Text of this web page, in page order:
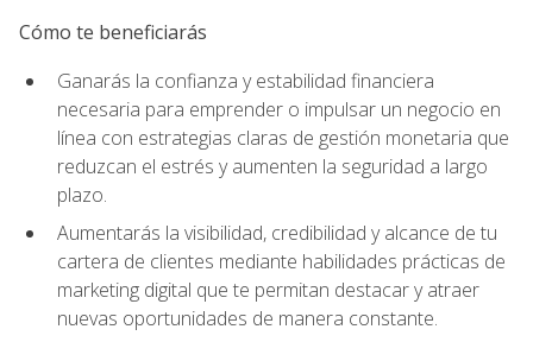
Cómo te beneficiarás
Ganarás la confianza y estabilidad financiera
necesaria para emprender o impulsar un negocio en
línea con estrategias claras de gestión monetaria que
reduzcan el estrés y aumenten la seguridad a largo
plazo.
Aumentarás la visibilidad, credibilidad y alcance de tu
cartera de clientes mediante habilidades prácticas de
marketing digital que te permitan destacar y atraer
nuevas oportunidades de manera constante.